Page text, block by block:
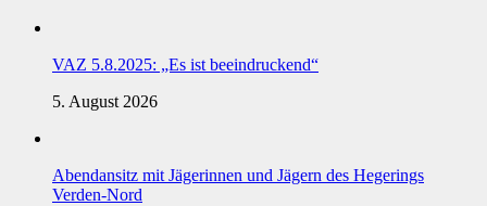
VAZ 5.8.2025: „Es ist beeindruckend“
5. August 2026
Abendansitz mit Jägerinnen und Jägern des Hegerings
Verden-Nord